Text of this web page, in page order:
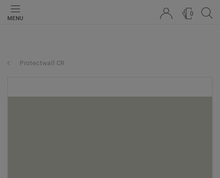
MENU
0
Protectwall CR